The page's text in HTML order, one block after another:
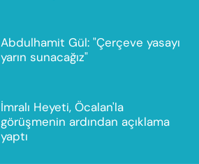
Abdulhamit Gül: "Çerçeve yasayı
yarın sunacağız"
İmralı Heyeti, Öcalan'la
görüşmenin ardından açıklama
yaptı